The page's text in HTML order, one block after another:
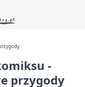
-
przygody